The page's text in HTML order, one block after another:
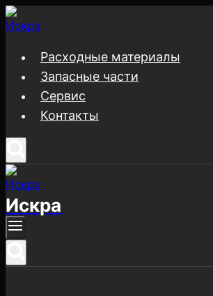
Перейти
к
содержимому
Расходные материалы
Запасные части
Сервис
Контакты
Искра